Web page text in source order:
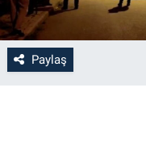
Paylaş